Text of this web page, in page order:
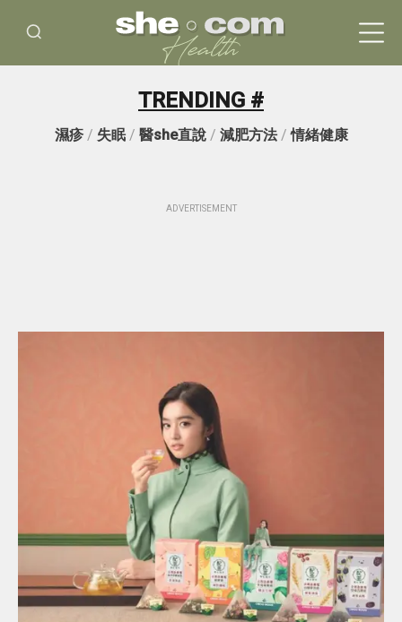
TRENDING #
濕疹/ 失眠/ 醫she直說/ 減肥方法/情緒健康
ADVERTISEMENT